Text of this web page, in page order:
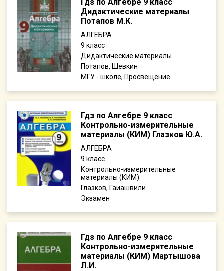
Гдз по Алгебре 9 класс
Дидактические материалы
Потапов М.К.
АЛГЕБРА
9
Дидактические материалы
Потапов, Шевкин
МГУ - школе, Просвещение
Гдз по Алгебре 9 класс
Контрольно-измерительные
материалы (КИМ) Глазков Ю.А.
АЛГЕБРА
9
Контрольно-измерительные
материалы (КИМ)
Глазков, Гаиашвили
Экзамен
Гдз по Алгебре 9 класс
Контрольно-измерительные
материалы (КИМ) Мартышова
Л.И.